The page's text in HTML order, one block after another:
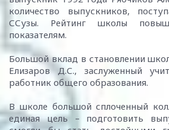
количество выпускников,
ССузы. Рейтинг школы
показателям.
Большой вклад в становлении
Елизаров Д.С., заслуженный
работник общего образования.
В школе большой сплоченный
единая цель – подготовить